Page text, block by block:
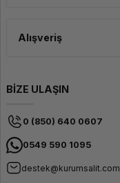
Alışveriş
BİZE ULAŞIN
0 (850) 640 0607
0549 590 1095
destek@kurumsalit.com